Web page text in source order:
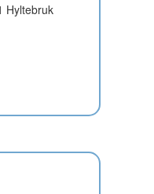
Hyltebruk